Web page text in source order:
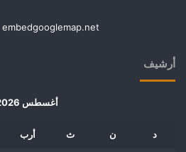
embedgooglemap.net
أرشيف
أغسطس 2026
د ن ث أرب